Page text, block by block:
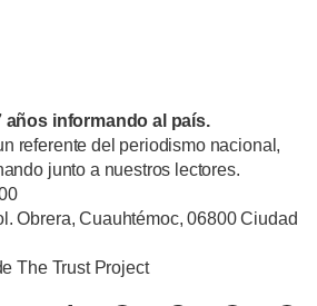
años informando al país.
referente del periodismo nacional,
junto a nuestros lectores.
Obrera, Cuauhtémoc, 06800 Ciudad
The Trust Project